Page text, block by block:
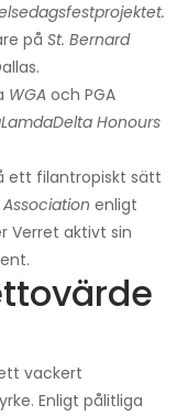
på St. Bernard
WGA och PGA
Honours
ett filantropiskt sätt
enligt
Verret aktivt sin
vackert
Enligt pålitliga